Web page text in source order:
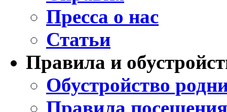
Пресса о нас
Статьи
Правила и
Обустройство